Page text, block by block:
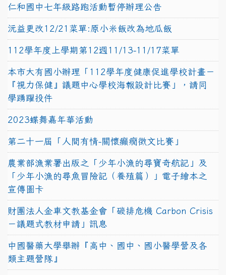
仁和國中七年級路跑活動暫停辦理公告
沅益更改12/21菜單:原小米飯改為地瓜飯
112學年度上學期第12週11/13-11/17菜單
本市大有國小辦理「112學年度健康促進學校計畫－
『視力保健』議題中心學校海報設計比賽」，請同
學踴躍投件
2023蝶舞嘉年華活動
第二十一屆「人間有情-關懷癲癇徵文比賽」
農業部漁業署出版之「少年小漁的尋寶奇航記」及
「少年小漁的尋魚冒險記（養殖篇）」電子繪本之
宣傳圖卡
財團法人金車文教基金會「碳排危機 Carbon Crisis
－議題式教材申請」訊息
中國醫藥大學舉辦『高中、國中、國小醫學營及各
類主題營隊』